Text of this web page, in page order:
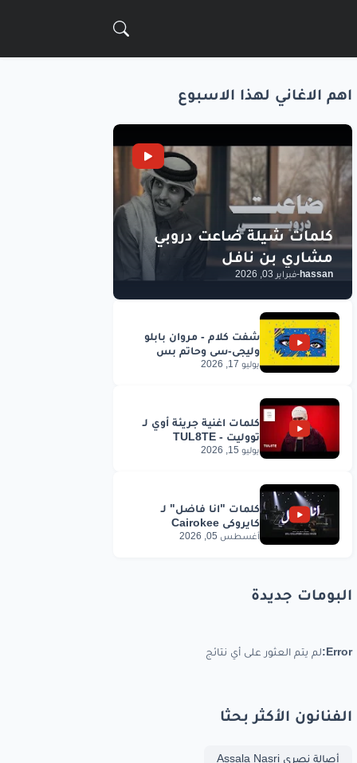
اهم الاغاني لهذا الاسبوع
hassan
-فبراير 03, 2026
يوليو 17, 2026
يوليو 15, 2026
أغسطس 05, 2026
البومات جديدة
Error: لم يتم العثور على أي نتائج
الفنانون الأكثر بحثا
أصالة نصري Assala Nasri